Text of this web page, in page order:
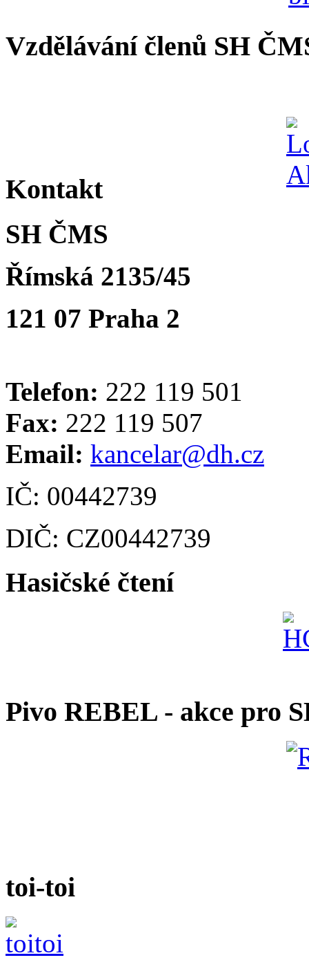
Vzdělávání členů SH
Kontakt
SH ČMS
Římská 2135/45
121 07 Praha 2
Telefon: 222 119 501
Fax: 222 119 507
Email: kancelar@dh.cz
IČ: 00442739
DIČ: CZ00442739
Hasičské čtení
Pivo REBEL - akce pro
toi-toi